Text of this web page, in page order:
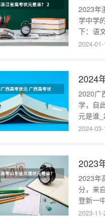
2023年
学中学
下：语
物98分
2024-
2024
2020广
学，自
元是谁
谁理科
2024-
2023
2023年
分，来
登新一
校。山
2023-